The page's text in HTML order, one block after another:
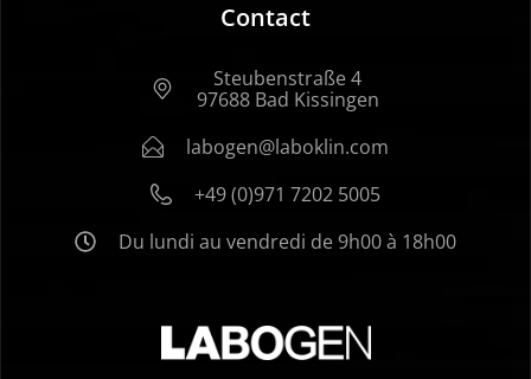
Contact
Steubenstraße 4
97688 Bad Kissingen
labogen@laboklin.com
+49 (0)971 7202 5005
Du lundi au vendredi de 9h00 à 18h00